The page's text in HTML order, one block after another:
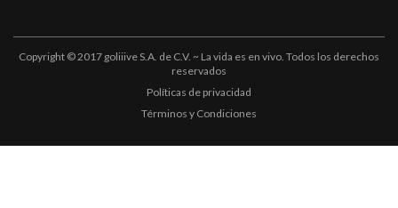
Copyright © 2017 goliiive S.A. de C.V. ~ La vida es en vivo. Todos los derechos
reservados
Políticas de privacidad
Términos y Condiciones